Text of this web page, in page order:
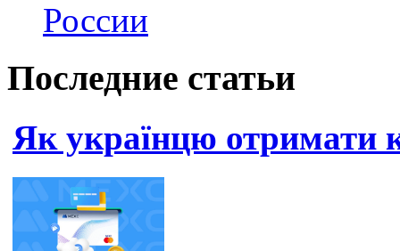
России
Последние статьи
Як українцю отримати